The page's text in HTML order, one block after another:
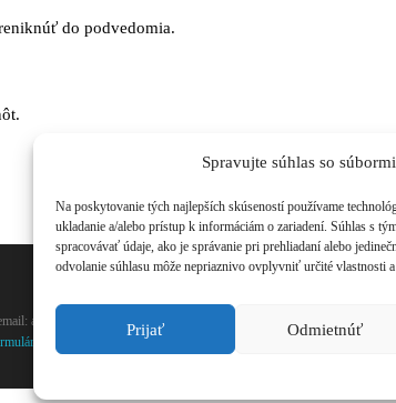
Spravujte súhlas so
Na poskytovanie tých najlepších skúseností používame
ukladanie a/alebo prístup k informáciám o zariadení. Súhlas s
spracovávať údaje, ako je správanie pri prehliadaní alebo
odvolanie súhlasu môže nepriaznivo ovplyvniť určité vlastnosti
Prijať Odmietnúť
do podvedomia.
akademia@andywinson.com, tel: +421 908 777 808
na odstúpenie od zmluvy